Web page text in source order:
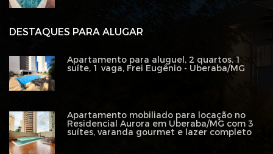
DESTAQUES PARA ALUGAR
Apartamento para aluguel, 2 quartos, 1
suíte, 1 vaga, Frei Eugênio - Uberaba/MG
Apartamento mobiliado para locação no
Residencial Aurora em Uberaba/MG com 3
suítes, varanda gourmet e lazer completo